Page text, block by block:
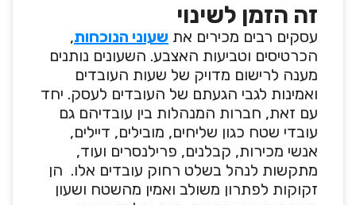
זה הזמן לשינוי
עסקים רבים מכירים את שעוני הנוכחות,
הכרטיסים וטביעות האצבע. השעונים נותנים
מענה לרישום מדויק של שעות העובדים
ואמינות לגבי הגעתם של העובדים לעסק. יחד
עם זאת, חברות המנהלות בין עובדיהם גם
עובדי שטח כגון שליחים, מובילים, דיילים,
אנשי מכירות, קבלנים, פרילנסרים ועוד,
מתקשות לנהל בשלט רחוק עובדים אלו. הן
זקוקות לפתרון משולב ואמין מהשטח ושעון